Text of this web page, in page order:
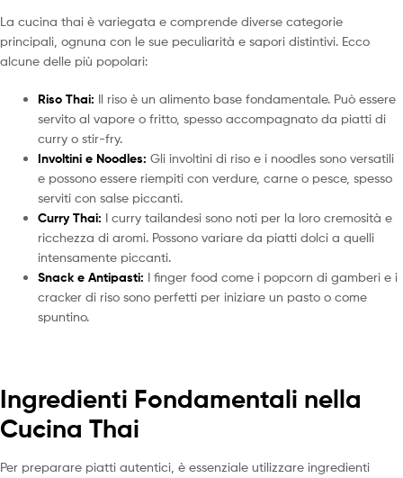
La cucina thai è variegata e comprende diverse categorie
principali, ognuna con le sue peculiarità e sapori distintivi. Ecco
alcune delle più popolari:
Riso Thai: Il riso è un alimento base fondamentale. Può essere
servito al vapore o fritto, spesso accompagnato da piatti di
curry o stir-fry.
Involtini e Noodles: Gli involtini di riso e i noodles sono versatili
e possono essere riempiti con verdure, carne o pesce, spesso
serviti con salse piccanti.
Curry Thai: I curry tailandesi sono noti per la loro cremosità e
ricchezza di aromi. Possono variare da piatti dolci a quelli
intensamente piccanti.
Snack e Antipasti: I finger food come i popcorn di gamberi e i
cracker di riso sono perfetti per iniziare un pasto o come
spuntino.
Ingredienti Fondamentali nella
Cucina Thai
Per preparare piatti autentici, è essenziale utilizzare ingredienti